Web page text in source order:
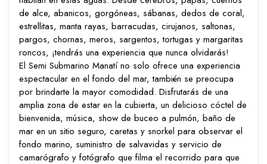
de alce, abanicos, gorgóneas, sábanas, dedos de coral,
estrellitas, manta rayas, barracudas, cirujanos, saltonas,
pargos, chornas, meros, sargentos, tortugas y margaritas
roncos, ¡tendrás una experiencia que nunca olvidarás!
El Semi Submarino Manatí no solo ofrece una experiencia
espectacular en el fondo del mar, también se preocupa
por brindarte la mayor comodidad. Disfrutarás de una
amplia zona de estar en la cubierta, un delicioso cóctel de
bienvenida, música, show de buceo a pulmón, baño de
mar en un sitio seguro, caretas y snorkel para observar el
fondo marino, suministro de salvavidas y servicio de
camarógrafo y fotógrafo que filma el recorrido para que